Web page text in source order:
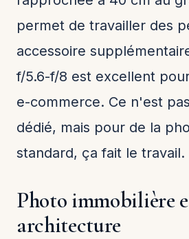
permet de travailler des
accessoire
f/5.6-f/8 est excellent
e-commerce. Ce n'est
dédié, mais pour de la
standard, ça fait le travail.
Photo immobilière
architecture